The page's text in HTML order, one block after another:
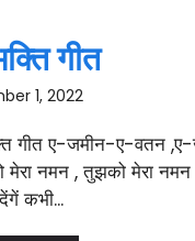
गीत
1, 2022
गीत ए-जमीन-ए-वतन
मेरा नमन , तुझको मेरा
कभी...